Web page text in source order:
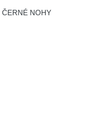
ČERNÉ NOHY